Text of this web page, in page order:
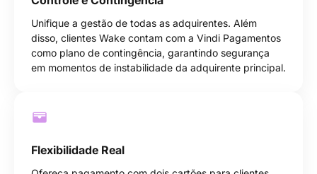
Unifique a gestão de todas as adquirentes. Além
disso, clientes Wake contam com a Vindi Pagamentos
como plano de contingência, garantindo segurança
em momentos de instabilidade da adquirente principal.
Flexibilidade Real